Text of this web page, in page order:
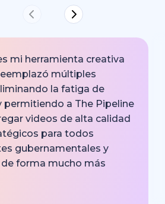
mi herramienta creativa
múltiples
la fatiga de
permitiendo a The Pipeline
videos de alta calidad
para todos
gubernamentales y
forma mucho más